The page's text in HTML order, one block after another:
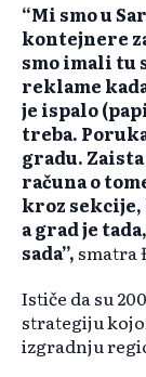
“Mi smo u
kontejnere
smo imali tu
reklame
je ispalo
treba.
gradu.
računa o
kroz sekcije,
a grad je
sada”, smatra
Ističe da su
strategiju
izgradnju